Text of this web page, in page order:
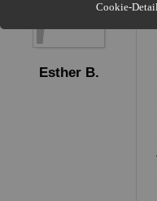
Esther B.
Name:
Cookie
Cookies:
Dauer der
Cookie-